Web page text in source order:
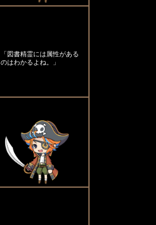
「図書精霊には属性がある
のはわかるよね。」